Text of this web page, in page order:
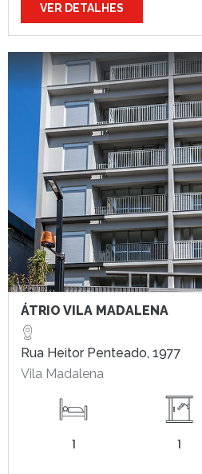
VER DETALHES
ÁTRIO VILA MADALENA
Rua Heitor Penteado, 1977
Vila Madalena
1 1